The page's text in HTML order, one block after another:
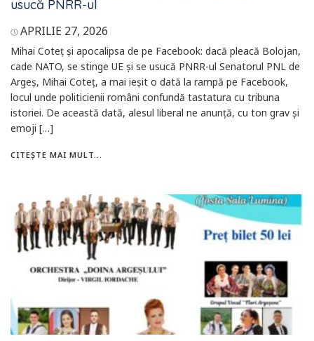
usucă PNRR-ul
APRILIE 27, 2026
Mihai Coteț și apocalipsa de pe Facebook: dacă pleacă Bolojan,
cade NATO, se stinge UE și se usucă PNRR-ul Senatorul PNL de
Argeș, Mihai Coteț, a mai ieșit o dată la rampă pe Facebook,
locul unde politicienii români confundă tastatura cu tribuna
istoriei. De această dată, alesul liberal ne anunță, cu ton grav și
emoji […]
CITEȘTE MAI MULT...